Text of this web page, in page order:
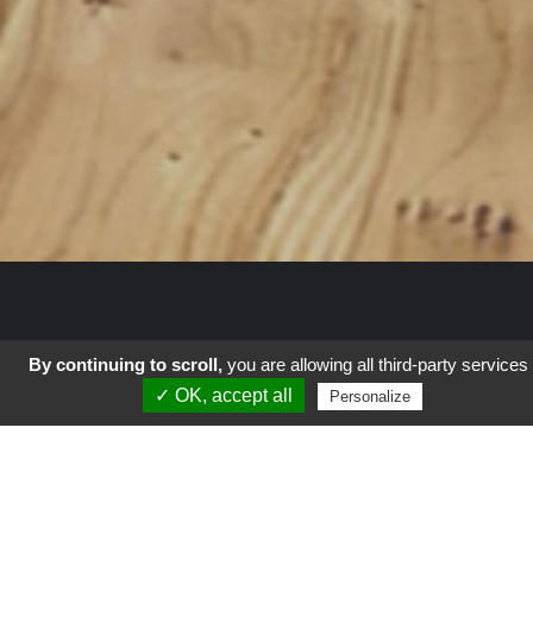
Autour du Monde
By continuing to scroll, you are allowing all third-party services
✓ OK, accept all
Personalize